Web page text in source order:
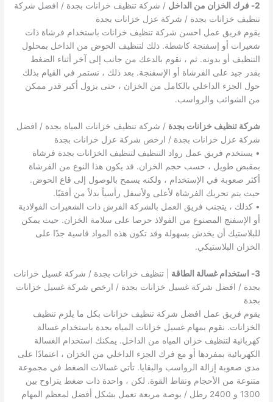
2- فرك الخزان من الداخل
/ شركة تنظيف خزانات بجدة / افضل شركة
تنظيف خزانات بجدة / شركة عزل خزانات بجدة
يقوم فريق عمل احسن شركة تنظيف خزانات باستخدام فرشاة ذات
شعيرات أو إسفنجة كاشطة. ذلك لتنظيف الحوض من الداخل بمحلول
التنظيف أو بدونه. ثم ، نقوم بالدعك من جانب إلى آخر أثناء الضغط
بقدر جيد على الفرشاة أو الإسفنجة. بعد ذلك ، نستمر في القيام بذلك
حول الجزء الداخلي بالكامل من الخزان ، حتى يزول أكبر قدر ممكن
من الشوائب والرواسب.
شركة تنظيف خزانات بجدة / شركة تنظيف خزانات المياة بجدة / افضل
شركة عزل خزانات بجدة / ارخص شركة عزل خزانات بجدة
• يستخدم فريق عمل رواد التنظيف لتنظيف الخزانات بجدة فرشاة
بمقبض طويل ، حسب حجم الخزان. قد يكون هذا النوع من الفرشاة
أكثر صعوبة في الإستخدام ، ولكنه يسمح بالوصول إلى قاع الحوض.
حيث يتم تحريك الفرشاة لأعلى ولأسفل رأسياً بدلاً من أفقيًا.
• كذلك ، يتجنب فريق العمل بالشركة الفرش ذات الشعيرات الفولاذية
أو الإسفنج المصنوع من الفولاذ حرصا على سلامة الخزان. حيث يمكن
للبلاستيك أن يخدش بسهولة وقد تكون هذه المواد قاسية جدًا على
الخزان البلاستيكي.
3- استخدام غسالة الطاقة
| تنظيف خزانات بجدة / شركة غسيل خزانات
بجدة / افضل شركة غسيل خزانات بجدة / ارخص شركة غسيل خزانات
بجدة
يقوم فريق عمل افضل شركة تنظيف خزانات بكل ما يلزم تنظيف
الخزانات. نقوم بمهام غسيل خزانات المياه بجدة باستخدام غسالة
كهربائية لتنظيف خزان المياه من الداخل. يمكنك استخدام الغسالة
الكهربائية بمفردها أو مع فرك الجزء الداخلي من الخزان ، اعتمادًا على
مدى صعوبة إزالة الرواسب والبقايا. تأتي غسالات الضغط في مجموعة
متنوعة من الأحجام ونقاط القوة. لكن ، واحدة ذات ضغط يتراوح بين
1300 و 2400 رطل / بوصة مربعة تعمل بشكل أفضل لمعظم المهام